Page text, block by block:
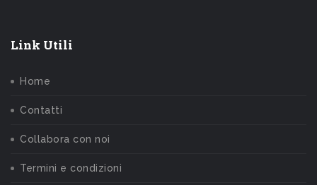
Link Utili
Home
Contatti
Collabora con noi
Termini e condizioni